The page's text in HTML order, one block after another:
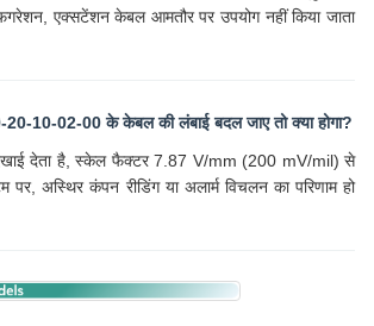
एक्सटेंशन केबल आमतौर पर उपयोग नहीं किया जाता
10-02-00 के केबल की लंबाई बदल जाए तो क्या होगा?
देता है, स्केल फैक्टर 7.87 V/mm (200 mV/mil) से
अस्थिर कंपन रीडिंग या अलार्म विचलन का परिणाम हो